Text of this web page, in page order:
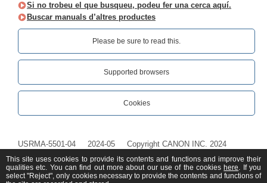
Si no trobeu el que busqueu, podeu fer una cerca aquí.
Buscar manuals d’altres productes
Please be sure to read this.‎
Supported browsers
Cookies
USRMA-5501-04 2024-05 Copyright CANON INC. 2024
This site uses cookies to provide its contents and functions and improve their
qualities etc. You can find out more about our use of the cookies here. If you
select "Reject", only cookies necessary to provide the contents and functions of